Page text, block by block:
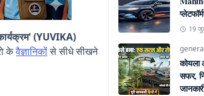
कार्यक्रम' (YUVIKA)
केवैज्ञानिकोंसे सीधे सीखने
19
कोयला
सफर,